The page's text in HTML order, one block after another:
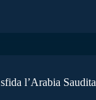
l’Arabia Saudita